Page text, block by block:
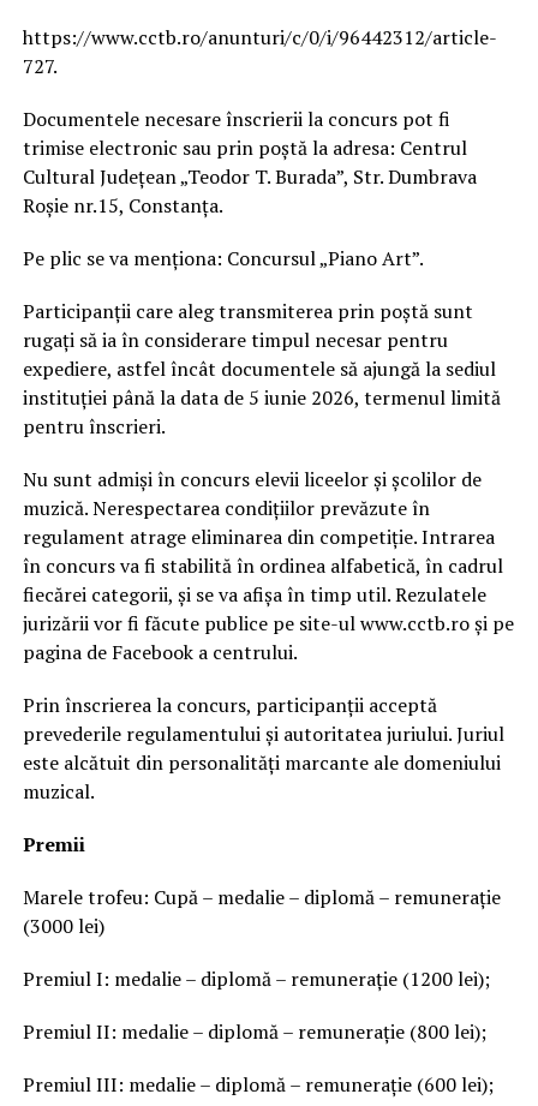
https://www.cctb.ro/anunturi/c/0/i/96442312/article-
727.
Documentele necesare înscrierii la concurs pot fi
trimise electronic sau prin poștă la adresa: Centrul
Cultural Județean „Teodor T. Burada”, Str. Dumbrava
Roșie nr.15, Constanța.
Pe plic se va menționa: Concursul „Piano Art”.
Participanții care aleg transmiterea prin poștă sunt
rugați să ia în considerare timpul necesar pentru
expediere, astfel încât documentele să ajungă la sediul
instituției până la data de 5 iunie 2026, termenul limită
pentru înscrieri.
Nu sunt admiși în concurs elevii liceelor și școlilor de
muzică. Nerespectarea condițiilor prevăzute în
regulament atrage eliminarea din competiție. Intrarea
în concurs va fi stabilită în ordinea alfabetică, în cadrul
fiecărei categorii, și se va afișa în timp util. Rezulatele
jurizării vor fi făcute publice pe site-ul www.cctb.ro și pe
pagina de Facebook a centrului.
Prin înscrierea la concurs, participanții acceptă
prevederile regulamentului și autoritatea juriului. Juriul
este alcătuit din personalități marcante ale domeniului
muzical.
Premii
Marele trofeu: Cupă – medalie – diplomă – remunerație
(3000 lei)
Premiul I: medalie – diplomă – remunerație (1200 lei);
Premiul II: medalie – diplomă – remunerație (800 lei);
Premiul III: medalie – diplomă – remunerație (600 lei);